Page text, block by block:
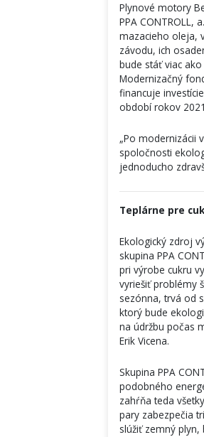
Plynové motory
PPA
mazacieho oleja,
závodu, ich
bude stáť viac
Modernizačný
financuje
období rokov
„Po modernizácii
spoločnosti
jednoducho
Teplárne pre
Ekologický zdroj
skupina PPA
pri výrobe cukru
vyriešiť problémy
sezónna, trvá od
ktorý bude
na údržbu počas
Erik Vicena.
Skupina PPA
podobného
zahŕňa teda
pary zabezpečia
slúžiť zemný